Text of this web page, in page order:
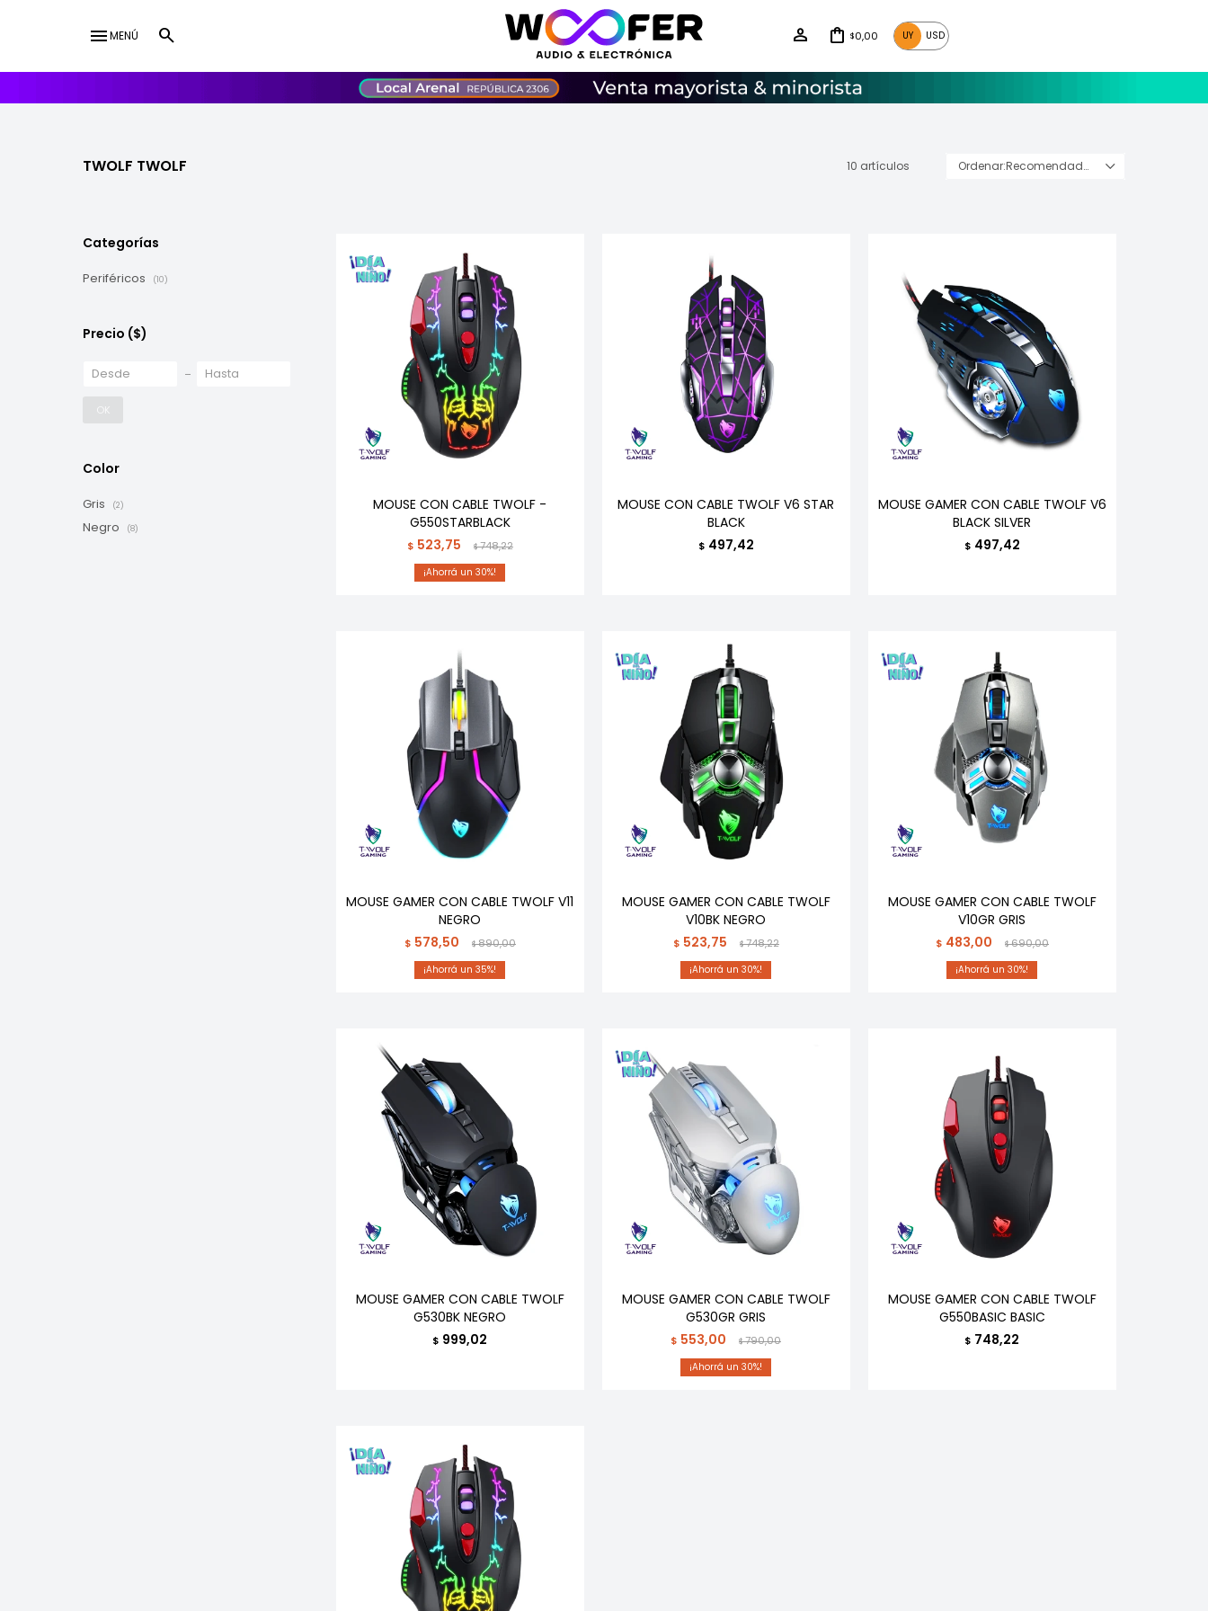
menuMENÚ $0,00 UY USD
TWOLF TWOLF 10 artículos Recomendados
MOUSE CON CABLE TWOLF -
G550STARBLACK
$ 523,75 $748,22
30
MOUSE CON CABLE TWOLF V6 STAR
BLACK
$ 497,42
MOUSE GAMER CON CABLE TWOLF V6
BLACK SILVER
$ 497,42
MOUSE GAMER CON CABLE TWOLF V11
NEGRO
$ 578,50 $890,00
35
MOUSE GAMER CON CABLE TWOLF
V10BK NEGRO
$ 523,75 $748,22
30
MOUSE GAMER CON CABLE TWOLF
V10GR GRIS
$ 483,00 $690,00
30
MOUSE GAMER CON CABLE TWOLF
G530BK NEGRO
$ 999,02
MOUSE GAMER CON CABLE TWOLF
G530GR GRIS
$ 553,00 $790,00
30
MOUSE GAMER CON CABLE TWOLF
G550BASIC BASIC
$ 748,22
Categorías
Periféricos (10)
Precio ($)
OK
Color
Gris (2)
Negro (8)